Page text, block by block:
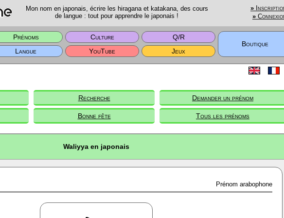
Mon nom en japonais, écrire les hiragana et katakana, des cours
de langue : tout pour apprendre le japonais !
»
»
Prénoms Culture
Q/R
Boutique
Langue YouTube Jeux
Recherche Demander un prénom
Bonne fête Tous les prénoms
Waliyya en japonais
Prénom arabophone